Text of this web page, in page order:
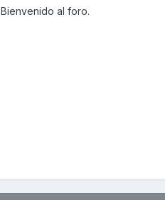
Bienvenido al foro.